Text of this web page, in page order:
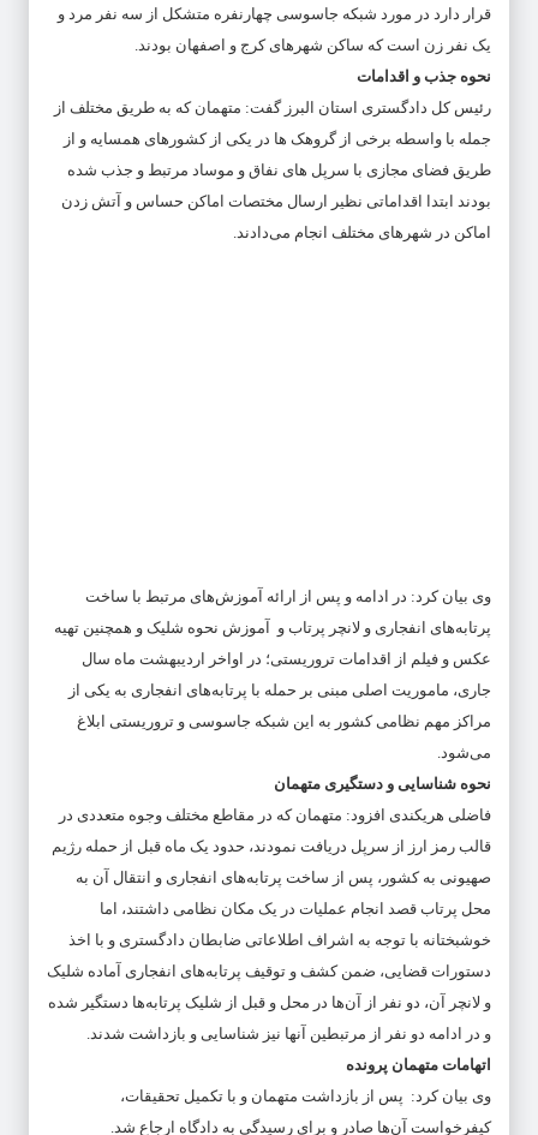
قرار دارد در مورد شبکه جاسوسی چهارنفره متشکل از سه نفر مرد و
یک نفر زن است که ساکن شهرهای کرج و اصفهان بودند.
نحوه جذب و اقدامات
رئیس کل دادگستری استان البرز گفت: متهمان که به طریق مختلف از
جمله با واسطه برخی از گروهک ها در یکی از کشورهای همسایه و از
طریق فضای مجازی با سرپل های نفاق و موساد مرتبط و جذب شده
بودند ابتدا اقداماتی نظیر ارسال مختصات اماکن حساس و آتش زدن
اماکن در شهرهای مختلف انجام می‌دادند.
وی بیان کرد: در ادامه و پس از ارائه آموزش‌های مرتبط با ساخت
پرتابه‌های انفجاری و لانچر پرتاب و آموزش نحوه شلیک و همچنین تهیه
عکس و فیلم از اقدامات تروریستی؛ در اواخر اردیبهشت ماه سال
جاری، ماموریت اصلی مبنی بر حمله با پرتابه‌های انفجاری به یکی از
مراکز مهم نظامی کشور به این شبکه جاسوسی و تروریستی ابلاغ
می‌شود.
نحوه شناسایی و دستگیری متهمان
فاضلی هریکندی افزود: متهمان که در مقاطع مختلف وجوه متعددی در
قالب رمز ارز از سرپل دریافت نمودند، حدود یک ماه قبل از حمله رژیم
صهیونی به کشور، پس از ساخت پرتابه‌های انفجاری و انتقال آن به
محل پرتاب قصد انجام عملیات در یک مکان نظامی داشتند، اما
خوشبختانه با توجه به اشراف اطلاعاتی ضابطان دادگستری و با اخذ
دستورات قضایی، ضمن کشف و توقیف پرتابه‌های انفجاری آماده شلیک
و لانچر آن، دو نفر از آن‌ها در محل و قبل از شلیک پرتابه‌ها دستگیر شده
و در ادامه دو نفر از مرتبطین آنها نیز شناسایی و بازداشت شدند.
اتهامات متهمان پرونده
وی بیان کرد: پس از بازداشت متهمان و با تکمیل تحقیقات،
کیفرخواست آن‌ها صادر و برای رسیدگی به دادگاه ارجاع شد.